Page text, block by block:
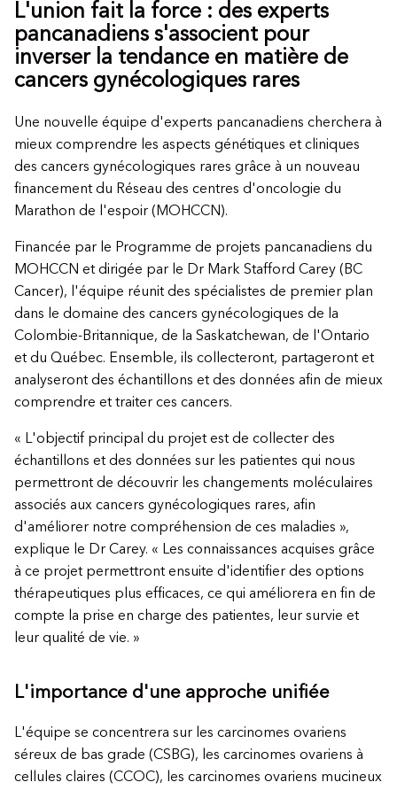
L'union fait la force : des experts
pancanadiens s'associent pour
inverser la tendance en matière de
cancers gynécologiques rares
Une nouvelle équipe d'experts pancanadiens cherchera à
mieux comprendre les aspects génétiques et cliniques
des cancers gynécologiques rares grâce à un nouveau
financement du Réseau des centres d'oncologie du
Marathon de l'espoir (MOHCCN).
Financée par le Programme de projets pancanadiens du
MOHCCN et dirigée par le Dr Mark Stafford Carey (BC
Cancer), l'équipe réunit des spécialistes de premier plan
dans le domaine des cancers gynécologiques de la
Colombie-Britannique, de la Saskatchewan, de l'Ontario
et du Québec. Ensemble, ils collecteront, partageront et
analyseront des échantillons et des données afin de mieux
comprendre et traiter ces cancers.
« L'objectif principal du projet est de collecter des
échantillons et des données sur les patientes qui nous
permettront de découvrir les changements moléculaires
associés aux cancers gynécologiques rares, afin
d'améliorer notre compréhension de ces maladies »,
explique le Dr Carey. « Les connaissances acquises grâce
à ce projet permettront ensuite d'identifier des options
thérapeutiques plus efficaces, ce qui améliorera en fin de
compte la prise en charge des patientes, leur survie et
leur qualité de vie. »
L'importance d'une approche unifiée
L'équipe se concentrera sur les carcinomes ovariens
séreux de bas grade (CSBG), les carcinomes ovariens à
cellules claires (CCOC), les carcinomes ovariens mucineux